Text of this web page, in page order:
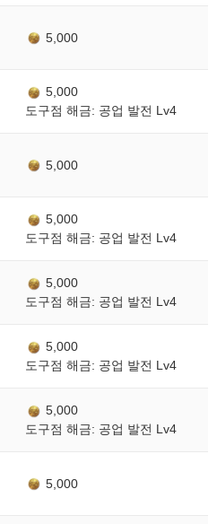
5,000
5,000
도구점 해금: 공업 발전 Lv4
5,000
5,000
도구점 해금: 공업 발전 Lv4
5,000
도구점 해금: 공업 발전 Lv4
5,000
도구점 해금: 공업 발전 Lv4
5,000
도구점 해금: 공업 발전 Lv4
5,000